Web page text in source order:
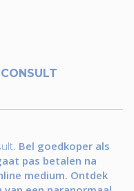
Bel goedkoper als
pas betalen na
medium. Ontdek